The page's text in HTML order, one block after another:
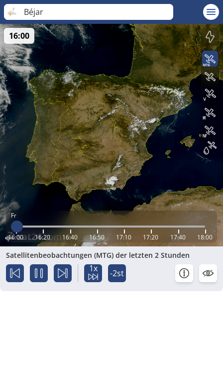
Béjar
Fr
16:00 16:20 16:40 16:50 17:10 17:20 17:40 18:00
16:00
Satellitenbeobachtungen (MTG) der letzten 2 Stunden
1x -2st